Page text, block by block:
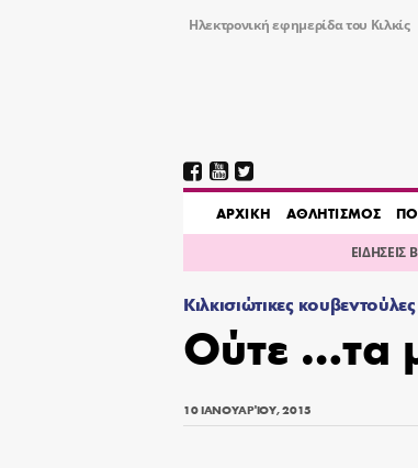
Ηλεκτρονική εφημερίδα του Κιλκίς
AΡΧΙΚΗ ΑΘΛΗΤΙΣΜΟΣ
ΕΙΔΗΣΕΙΣ
Κιλκισιώτικες κουβεντούλες
Ούτε …τα
10 ΙΑΝΟΥΑΡΊΟΥ, 2015